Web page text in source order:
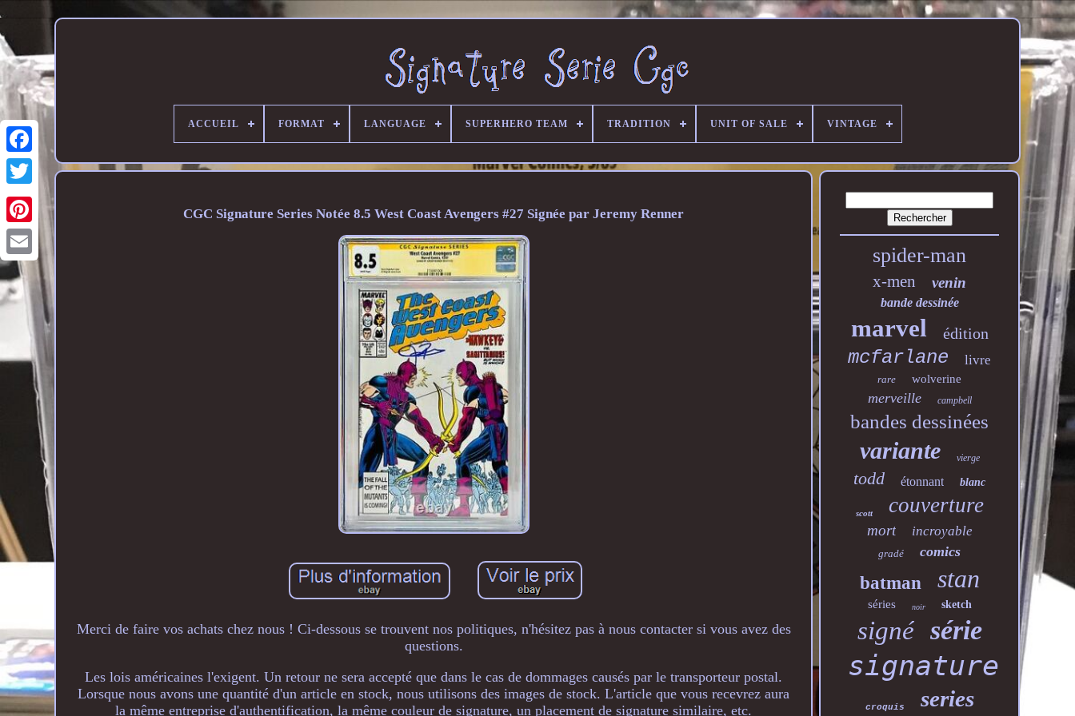
ACCUEIL FORMAT LANGUAGE SUPERHERO TEAM TRADITION UNIT OF SALE VINTAGE
CGC Signature Series Notée 8.5 West Coast Avengers #27 Signée par Jeremy Renner
Merci de faire vos achats chez nous ! Ci-dessous se trouvent nos politiques, n'hésitez pas à nous contacter si vous avez des
questions.
Les lois américaines l'exigent. Un retour ne sera accepté que dans le cas de dommages causés par le transporteur postal.
Lorsque nous avons une quantité d'un article en stock, nous utilisons des images de stock. L'article que vous recevrez aura
la même entreprise d'authentification, la même couleur de signature, un placement de signature similaire, etc.
spider-man
x-men venin
bande dessinée
marvel édition
mcfarlane livre
rare wolverine
merveille campbell
bandes dessinées
variante vierge
todd étonnant blanc
scott couverture
mort incroyable
gradé comics
batman stan
séries noir sketch
signé série
signature
croquis series